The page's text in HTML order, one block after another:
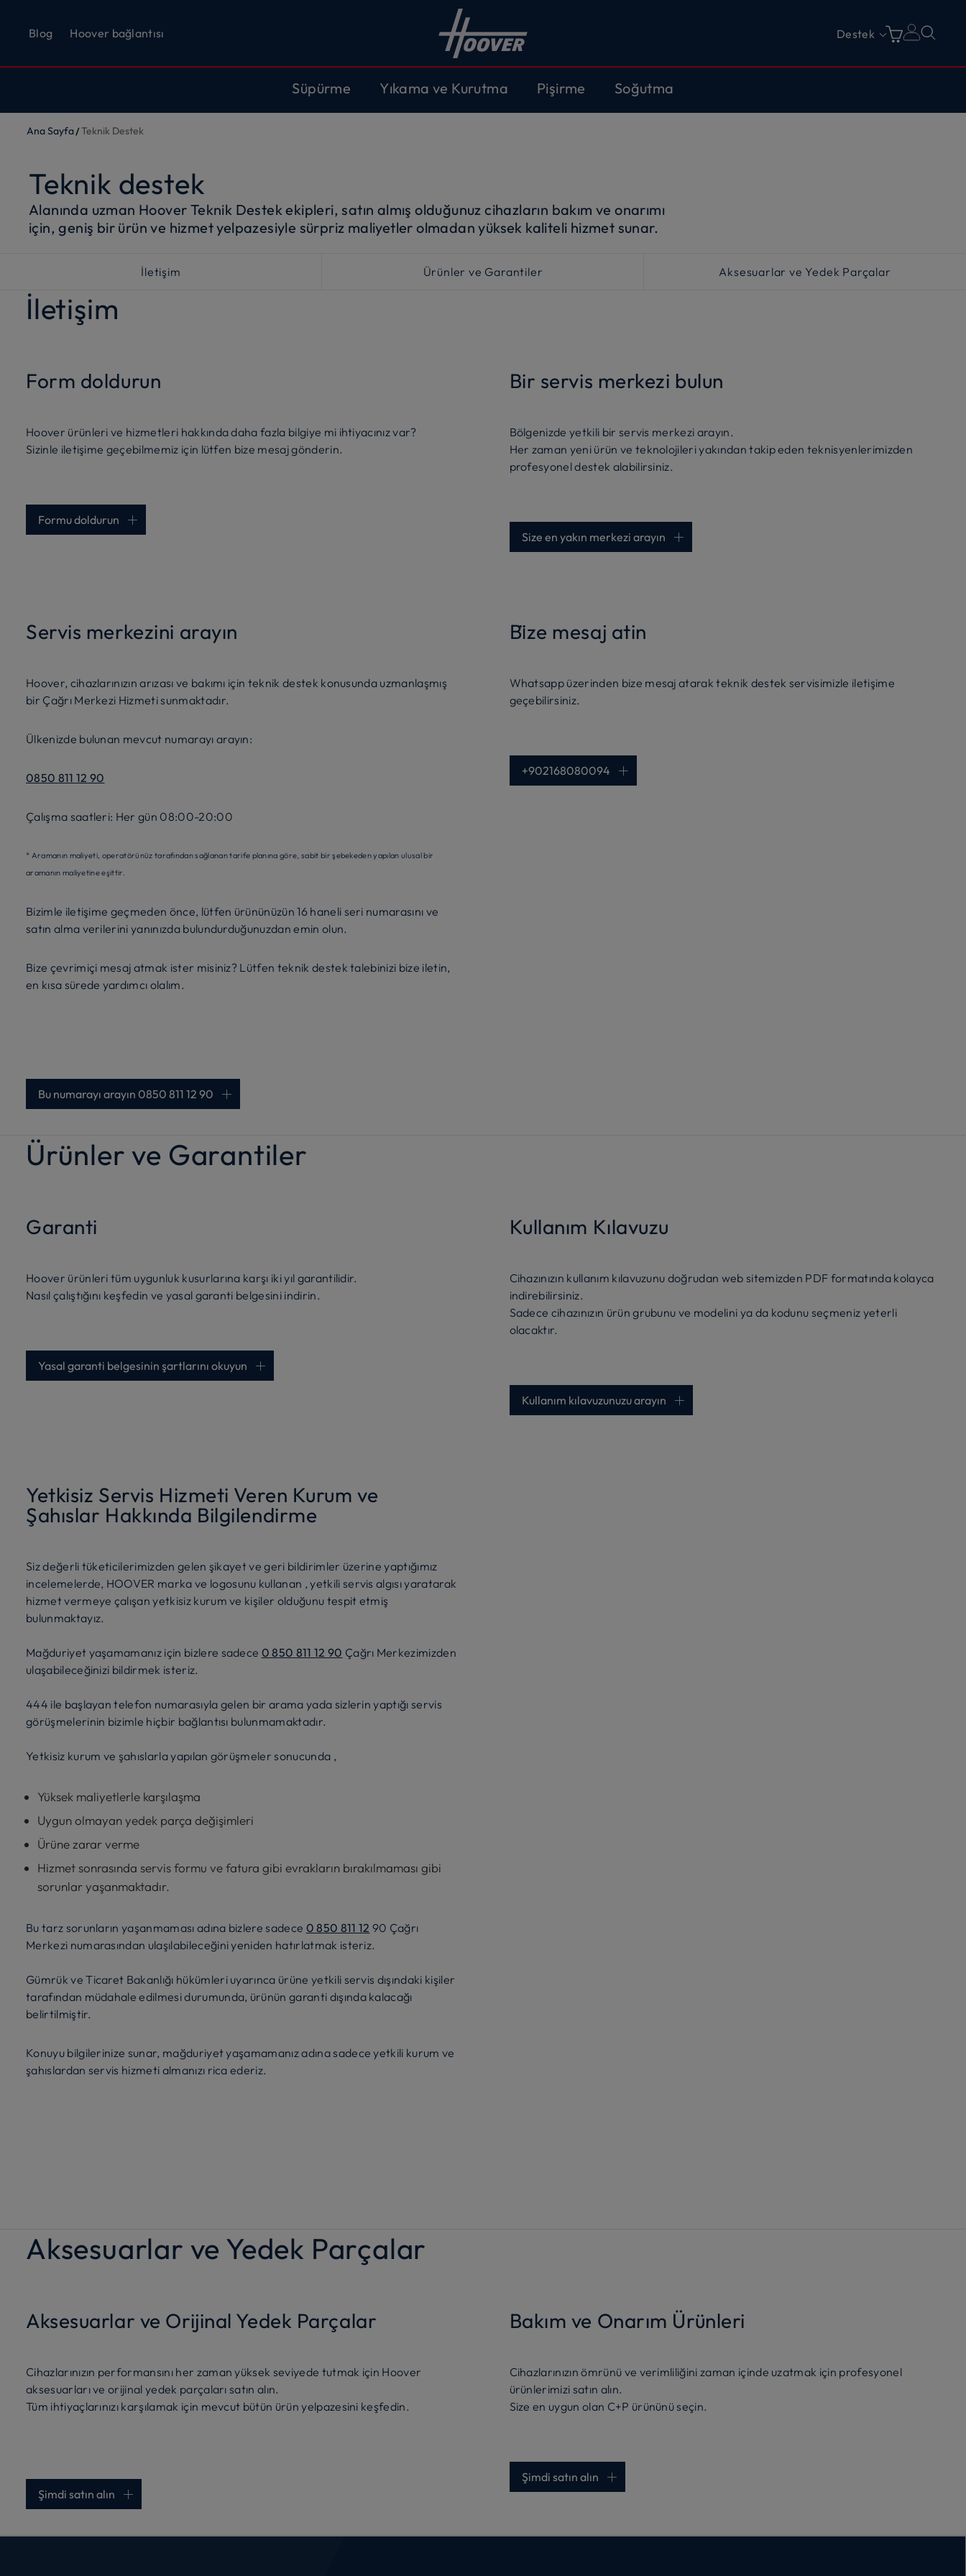
Blog Hoover bağlantısı Destek
Süpürme Yıkama ve Kurutma Pişirme Soğutma
Ana Sayfa Teknik Destek
Teknik destek
Alanında uzman Hoover Teknik Destek ekipleri, satın almış olduğunuz cihazların bakım ve onarımı
için, geniş bir ürün ve hizmet yelpazesiyle sürpriz maliyetler olmadan yüksek kaliteli hizmet sunar.
İletişim Ürünler ve Garantiler Aksesuarlar ve Yedek Parçalar
İletişim
Form doldurun
Hoover ürünleri ve hizmetleri hakkında daha fazla bilgiye mi ihtiyacınız var?
Sizinle iletişime geçebilmemiz için lütfen bize mesaj gönderin.
Formu doldurun
Bir servis merkezi bulun
Bölgenizde yetkili bir servis merkezi arayın.
Her zaman yeni ürün ve teknolojileri yakından takip eden teknisyenlerimizden
profesyonel destek alabilirsiniz.
Size en yakın merkezi arayın
Servis merkezini arayın
Hoover, cihazlarınızın arızası ve bakımı için teknik destek konusunda uzmanlaşmış
bir Çağrı Merkezi Hizmeti sunmaktadır.
Ülkenizde bulunan mevcut numarayı arayın:
0850 811 12 90
Çalışma saatleri: Her gün 08:00-20:00
* Aramanın maliyeti, operatörünüz tarafından sağlanan tarife planına göre, sabit bir şebekeden yapılan ulusal bir
aramanın maliyetine eşittir.
Bizimle iletişime geçmeden önce, lütfen ürününüzün 16 haneli seri numarasını ve
satın alma verilerini yanınızda bulundurduğunuzdan emin olun.
Bize çevrimiçi mesaj atmak ister misiniz? Lütfen teknik destek talebinizi bize iletin,
en kısa sürede yardımcı olalım.
Bu numarayı arayın 0850 811 12 90
Bi̇ze mesaj atin
Whatsapp üzerinden bize mesaj atarak teknik destek servisimizle iletişime
geçebilirsiniz.
+902168080094
Ürünler ve Garantiler
Garanti
Hoover ürünleri tüm uygunluk kusurlarına karşı iki yıl garantilidir.
Nasıl çalıştığını keşfedin ve yasal garanti belgesini indirin.
Yasal garanti belgesinin şartlarını okuyun
Kullanım Kılavuzu
Cihazınızın kullanım kılavuzunu doğrudan web sitemizden PDF formatında kolayca
indirebilirsiniz.
Sadece cihazınızın ürün grubunu ve modelini ya da kodunu seçmeniz yeterli
olacaktır.
Kullanım kılavuzunuzu arayın
Yetkisiz Servis Hizmeti Veren Kurum ve
Şahıslar Hakkında Bilgilendirme
Siz değerli tüketicilerimizden gelen şikayet ve geri bildirimler üzerine yaptığımız
incelemelerde, HOOVER marka ve logosunu kullanan , yetkili servis algısı yaratarak
hizmet vermeye çalışan yetkisiz kurum ve kişiler olduğunu tespit etmiş
bulunmaktayız.
Mağduriyet yaşamamanız için bizlere sadece 0 850 811 12 90 Çağrı Merkezimizden
ulaşabileceğinizi bildirmek isteriz.
444 ile başlayan telefon numarasıyla gelen bir arama yada sizlerin yaptığı servis
görüşmelerinin bizimle hiçbir bağlantısı bulunmamaktadır.
Yetkisiz kurum ve şahıslarla yapılan görüşmeler sonucunda ,
Yüksek maliyetlerle karşılaşma
Uygun olmayan yedek parça değişimleri
Ürüne zarar verme
Hizmet sonrasında servis formu ve fatura gibi evrakların bırakılmaması gibi
sorunlar yaşanmaktadır.
Bu tarz sorunların yaşanmaması adına bizlere sadece 0 850 811 12 90 Çağrı
Merkezi numarasından ulaşılabileceğini yeniden hatırlatmak isteriz.
Gümrük ve Ticaret Bakanlığı hükümleri uyarınca ürüne yetkili servis dışındaki kişiler
tarafından müdahale edilmesi durumunda, ürünün garanti dışında kalacağı
belirtilmiştir.
Konuyu bilgilerinize sunar, mağduriyet yaşamamanız adına sadece yetkili kurum ve
şahıslardan servis hizmeti almanızı rica ederiz.
Aksesuarlar ve Yedek Parçalar
Aksesuarlar ve Orijinal Yedek Parçalar
Cihazlarınızın performansını her zaman yüksek seviyede tutmak için Hoover
aksesuarları ve orijinal yedek parçaları satın alın.
Tüm ihtiyaçlarınızı karşılamak için mevcut bütün ürün yelpazesini keşfedin.
Şimdi satın alın
Bakım ve Onarım Ürünleri
Cihazlarınızın ömrünü ve verimliliğini zaman içinde uzatmak için profesyonel
ürünlerimizi satın alın.
Size en uygun olan C+P ürününü seçin.
Şimdi satın alın